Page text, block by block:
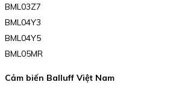
BML03Z7
BML04Y3
BML04Y5
BML05MR
Cảm biến Balluff Việt Nam